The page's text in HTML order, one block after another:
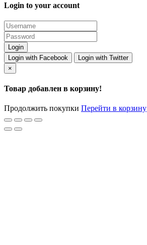
Login to your account
Login with Facebook
Login with Twitter
×
Товар добавлен в корзину!
Продолжить покупки Перейти в корзину